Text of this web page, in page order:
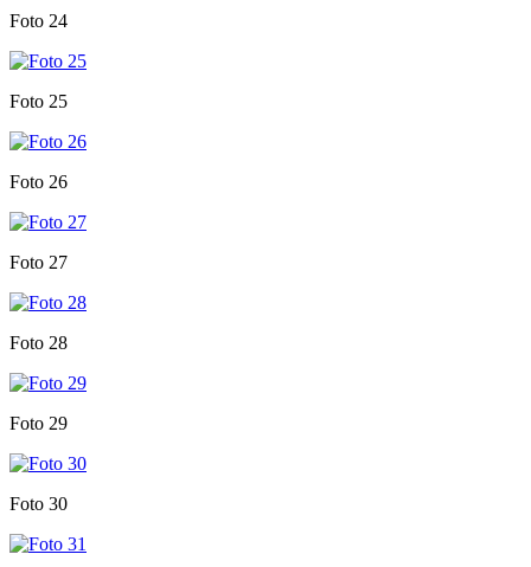
Foto 24
Foto 25
Foto 26
Foto 27
Foto 28
Foto 29
Foto 30